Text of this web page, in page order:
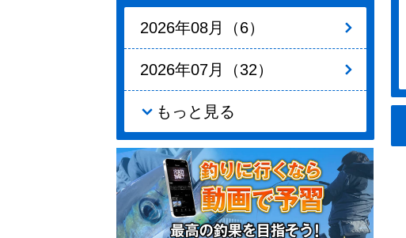
2026年08月（6）
2026年07月（32）
もっと見る